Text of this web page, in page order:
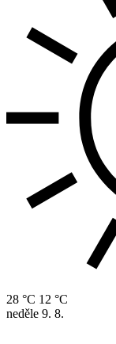
28 °C 12 °C
neděle 9. 8.